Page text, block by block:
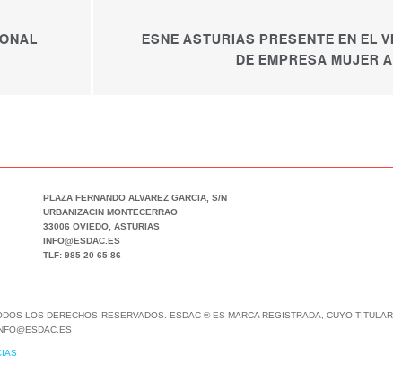
ESNE ASTURIAS PRESENTE EN EL
DE EMPRESA MUJER
PLAZA FERNANDO ALVAREZ GARCIA, S/N
URBANIZACIN MONTECERRAO
33006 OVIEDO, ASTURIAS
INFO@ESDAC.ES
TLF: 985 20 65 86
LOS DERECHOS RESERVADOS. ESDAC ® ES MARCA REGISTRADA, CUYO